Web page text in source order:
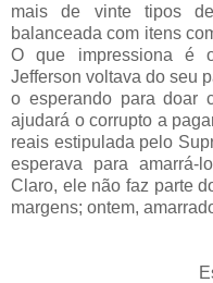
mais de vinte tipos
balanceada com itens
O que impressiona é
Jefferson voltava do seu
o esperando para doar
ajudará o corrupto a
reais estipulada pelo
esperava para
Claro, ele não faz parte
margens; ontem,